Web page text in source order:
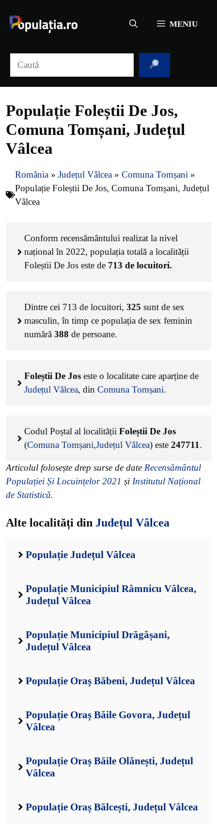
conținut
MENIU
Populație Foleștii De Jos,
Comuna Tomșani, Județul
Vâlcea
România » Județul Vâlcea » Comuna Tomșani »
Populație Foleștii De Jos, Comuna Tomșani, Județul
Vâlcea
Conform recensământului realizat la nivel
național în 2022, populația totală a localității
Foleștii De Jos este de 713 de locuitori.
Dintre cei 713 de locuitori, 325 sunt de sex
masculin, în timp ce populația de sex feminin
numără 388 de persoane.
Foleștii De Jos este o localitate care aparține de
Județul Vâlcea, din Comuna Tomșani.
Codul Poștal al localității Foleștii De Jos
(Comuna Tomșani,Județul Vâlcea) este 247711.
Articolul folosește drep surse de date Recensământul
Populației Și Locuințelor 2021 și Institutul Național
de Statistică.
Alte localități din Județul Vâlcea
Populație Județul Vâlcea
Populație Municipiul Râmnicu Vâlcea,
Județul Vâlcea
Populație Municipiul Drăgășani,
Județul Vâlcea
Populație Oraș Băbeni, Județul Vâlcea
Populație Oraș Băile Govora, Județul
Vâlcea
Populație Oraș Băile Olănești, Județul
Vâlcea
Populație Oraș Bălcești, Județul Vâlcea